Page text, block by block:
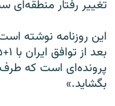
تغییر رفتار منطقه‌ای
این روزنامه نوشته
پرونده‌ای است که طرف
بگشاید.»